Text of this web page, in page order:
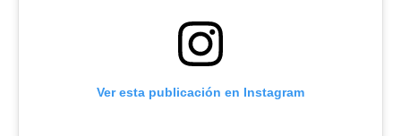
Ver esta publicación en Instagram